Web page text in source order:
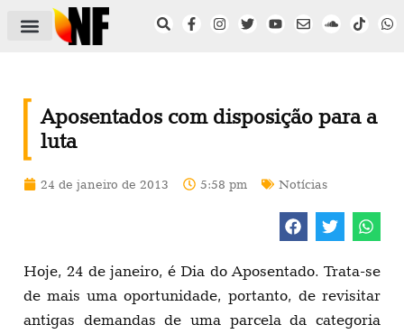
Aposentados com disposição para a
luta
24 de janeiro de 2013 5:58 pm Notícias
Hoje, 24 de janeiro, é Dia do Aposentado. Trata-se
de mais uma oportunidade, portanto, de revisitar
antigas demandas de uma parcela da categoria